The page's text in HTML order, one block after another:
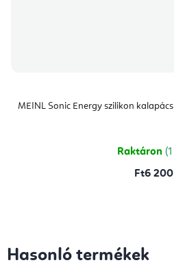
MEINL Sonic Energy szilikon
Raktáron
Ft6 200
Hasonló termékek